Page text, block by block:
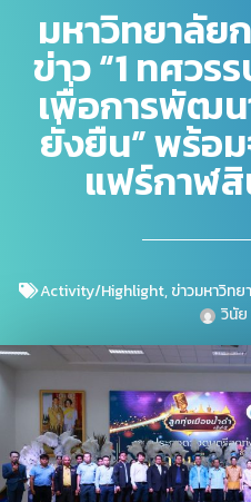
มหาวิทยาลัย
ข่าว “1 ทศวร
เพื่อการพัฒ
ยั่งยืน” พร้อ
แฟร์กาฬ
Activity/Highlight,ข่าวมหาวิทย
วินั